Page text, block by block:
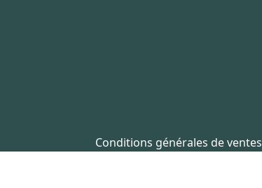
Conditions générales de ventes